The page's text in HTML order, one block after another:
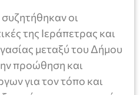
οι
της Ιεράπετρας και
μεταξύ του Δήμου
προώθηση και
για τον τόπο και